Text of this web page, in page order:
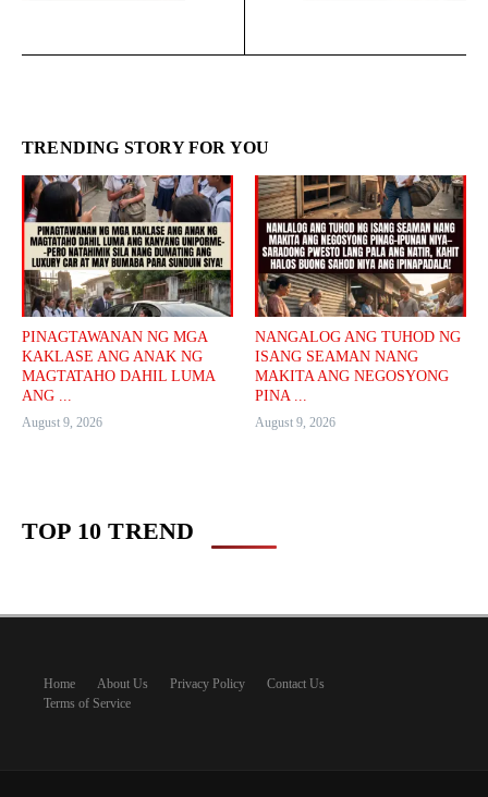
TRENDING STORY FOR YOU
PINAGTAWANAN NG MGA
KAKLASE ANG ANAK NG
MAGTATAHO DAHIL LUMA
ANG ...
August 9, 2026
NANGALOG ANG TUHOD NG
ISANG SEAMAN NANG
MAKITA ANG NEGOSYONG
PINA ...
August 9, 2026
TOP 10 TREND
Home About Us Privacy Policy
Contact Us
Terms of Service